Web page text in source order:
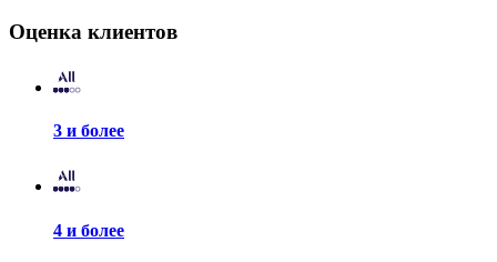
Оценка клиентов
3 и более
4 и более